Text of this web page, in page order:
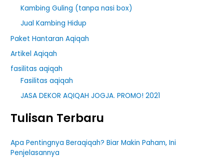
Kambing Guling (tanpa nasi box)
Jual Kambing Hidup
Paket Hantaran Aqiqah
Artikel Aqiqah
fasilitas aqiqah
Fasilitas aqiqah
JASA DEKOR AQIQAH JOGJA. PROMO! 2021
Tulisan Terbaru
Apa Pentingnya Beraqiqah? Biar Makin Paham, Ini
Penjelasannya